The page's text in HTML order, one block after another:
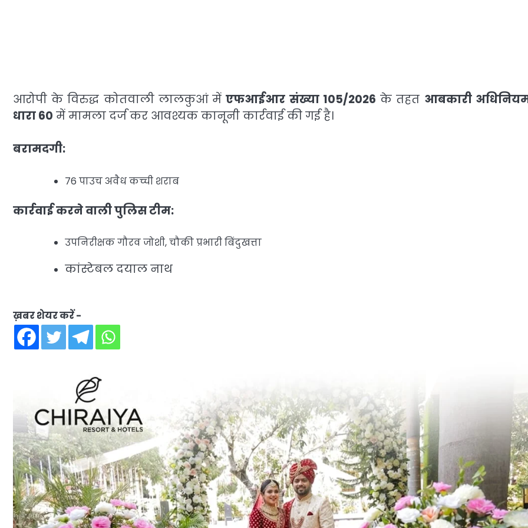
आरोपी के विरुद्ध कोतवाली लालकुआं मेंएफआईआर संख्या 105/2026 के तहत आबकारी
धारा 60 में मामला दर्ज कर आवश्यक कानूनी कार्रवाई की गई है।
बरामदगी:
76 पाउच अवैध कच्ची शराब
कार्रवाई करने वाली पुलिस टीम:
उपनिरीक्षक गौरव जोशी, चौकी प्रभारी बिंदुखत्ता
कांस्टेबल दयाल नाथ
ख़बर शेयर करें -